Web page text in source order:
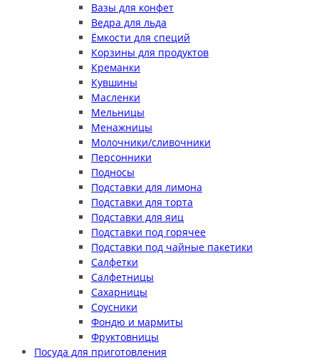
Вазы для конфет
Ведра для льда
Ёмкости для специй
Корзины для продуктов
Креманки
Кувшины
Масленки
Мельницы
Менажницы
Молочники/сливочники
Персонники
Подносы
Подставки для лимона
Подставки для торта
Подставки для яиц
Подставки под горячее
Подставки под чайные пакетики
Салфетки
Салфетницы
Сахарницы
Соусники
Фондю и мармиты
Фруктовницы
Посуда для приготовления